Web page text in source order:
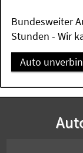
Bundesweiter
Stunden - Wir
Auto